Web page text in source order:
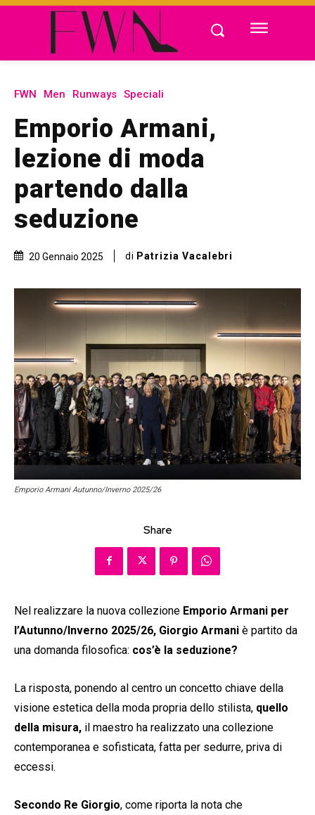
FWN Men Runways Speciali
Emporio Armani,
lezione di moda
partendo dalla
seduzione
20 Gennaio 2025 di Patrizia Vacalebri
Emporio Armani Autunno/Inverno 2025/26
Share
Nel realizzare la nuova collezione Emporio Armani per
l’Autunno/Inverno 2025/26, Giorgio Armani è partito da
una domanda filosofica: cos’è la seduzione?
La risposta, ponendo al centro un concetto chiave della
visione estetica della moda propria dello stilista, quello
della misura, il maestro ha realizzato una collezione
contemporanea e sofisticata, fatta per sedurre, priva di
eccessi.
Secondo Re Giorgio, come riporta la nota che